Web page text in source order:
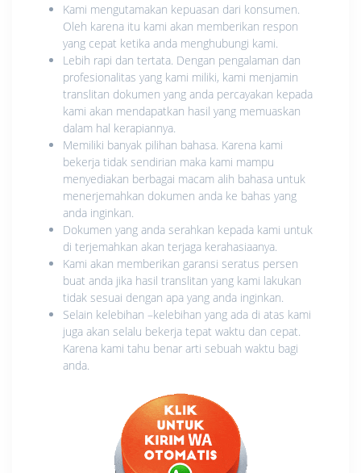
Kami mengutamakan kepuasan dari konsumen.
Oleh karena itu kami akan memberikan respon
yang cepat ketika anda menghubungi kami.
Lebih rapi dan tertata. Dengan pengalaman dan
profesionalitas yang kami miliki, kami menjamin
translitan dokumen yang anda percayakan kepada
kami akan mendapatkan hasil yang memuaskan
dalam hal kerapiannya.
Memiliki banyak pilihan bahasa. Karena kami
bekerja tidak sendirian maka kami mampu
menyediakan berbagai macam alih bahasa untuk
menerjemahkan dokumen anda ke bahas yang
anda inginkan.
Dokumen yang anda serahkan kepada kami untuk
di terjemahkan akan terjaga kerahasiaanya.
Kami akan memberikan garansi seratus persen
buat anda jika hasil translitan yang kami lakukan
tidak sesuai dengan apa yang anda inginkan.
Selain kelebihan –kelebihan yang ada di atas kami
juga akan selalu bekerja tepat waktu dan cepat.
Karena kami tahu benar arti sebuah waktu bagi
anda.